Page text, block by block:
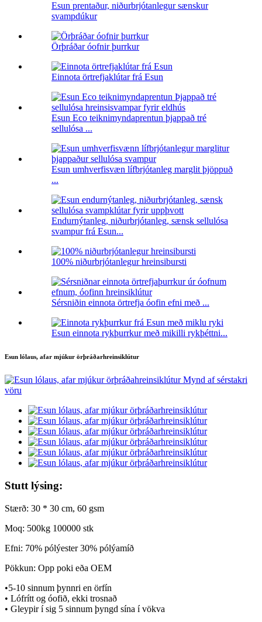
Esun prentaður, niðurbrjótanlegur sænskur
svampdúkur
Örþráðar óofnir þurrkur
Einnota örtrefjaklútar frá Esun
Esun Eco teiknimyndaprentun þjappað tré
sellulósa ...
Esun umhverfisvæn lífbrjótanleg marglit þjöppuð
...
Endurnýtanleg, niðurbrjótanleg, sænsk sellulósa
svampur frá Esun...
100% niðurbrjótanlegur hreinsibursti
Sérsniðin einnota örtrefja óofin efni með ...
Esun einnota rykþurrkur með mikilli rykþéttni...
Esun lólaus, afar mjúkur örþráðarhreinsiklútur
Stutt lýsing:
Stærð: 30 * 30 cm, 60 gsm
Moq: 500kg 100000 stk
Efni: 70% pólýester 30% pólýamíð
Pökkun: Opp poki eða OEM
•5-10 sinnum þynnri en örfín
• Lófrítt og óofið, ekki trosnað
• Gleypir í sig 5 sinnum þyngd sína í vökva